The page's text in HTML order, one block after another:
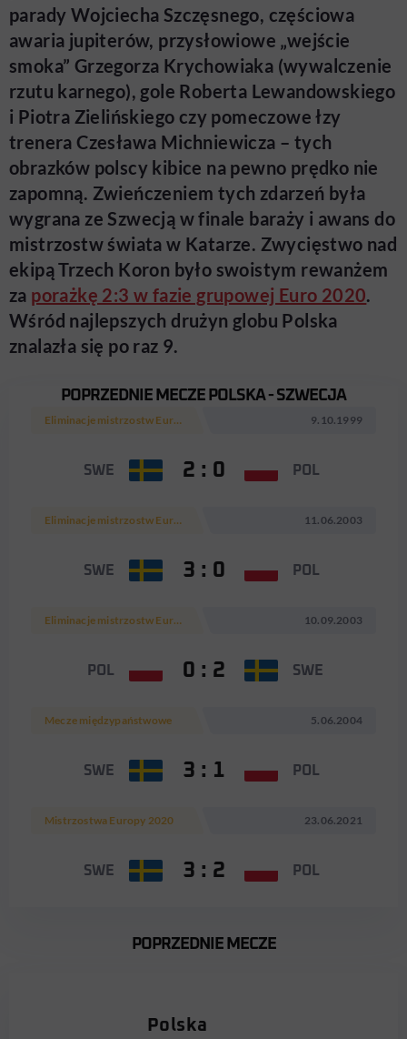
parady Wojciecha Szczęsnego, częściowa
awaria jupiterów, przysłowiowe „wejście
smoka” Grzegorza Krychowiaka (wywalczenie
rzutu karnego), gole Roberta Lewandowskiego
i Piotra Zielińskiego czy pomeczowe łzy
trenera Czesława Michniewicza – tych
obrazków polscy kibice na pewno prędko nie
zapomną. Zwieńczeniem tych zdarzeń była
wygrana ze Szwecją w finale baraży i awans do
mistrzostw świata w Katarze. Zwycięstwo nad
ekipą Trzech Koron było swoistym rewanżem
za porażkę 2:3 w fazie grupowej Euro 2020.
Wśród najlepszych drużyn globu Polska
znalazła się po raz 9.
POPRZEDNIE MECZE POLSKA - SZWECJA
Eliminacje mistrzostw Europy 2000 9.10.1999
SWE 2 : 0 POL
Eliminacje mistrzostw Europy 2004 11.06.2003
SWE 3 : 0 POL
Eliminacje mistrzostw Europy 2004 10.09.2003
POL 0 : 2 SWE
Mecze międzypaństwowe 5.06.2004
SWE 3 : 1 POL
Mistrzostwa Europy 2020 23.06.2021
SWE 3 : 2 POL
POPRZEDNIE MECZE
Polska